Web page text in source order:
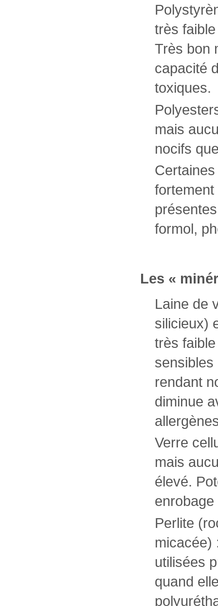
très
Très bon
capacité
toxiques.
mais
nocifs
formol,
Les «
Laine de
silicieux)
très
sensibles
rendant
diminue
Verre
mais
élevé.
Perlite
micacée)
utilisées
quand